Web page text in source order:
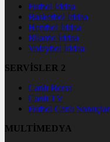
Futbol İddaa
Basketbol İddaa
Hentbol İddaa
Bilardo İddaa
Voleybol İddaa
SERVİSLER 2
Canlı Borsa
Canlı TV
Futbol Canlı Sonuçlar
MULTİMEDYA